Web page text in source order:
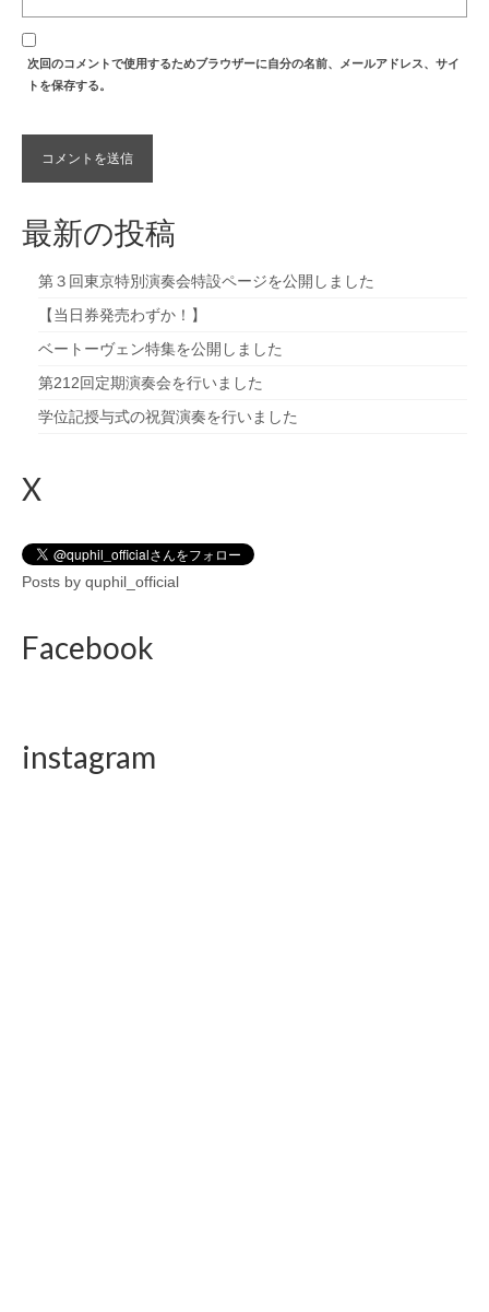
次回のコメントで使用するためブラウザーに自分の名前、メールアドレス、サイ
トを保存する。
最新の投稿
第３回東京特別演奏会特設ページを公開しました
【当日券発売わずか！】
ベートーヴェン特集を公開しました
第212回定期演奏会を行いました
学位記授与式の祝賀演奏を行いました
X
Posts by quphil_official
Facebook
instagram